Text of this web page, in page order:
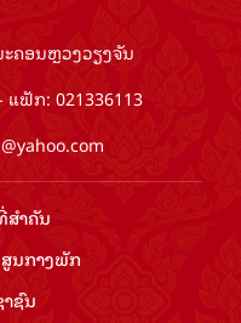
ຄອນຫຼວງວຽງຈັນ
ແຟັກ: 021336113
ສຳ​ຄັນ​
ສູນ​ກາງ​ພັກ
ຊົນ